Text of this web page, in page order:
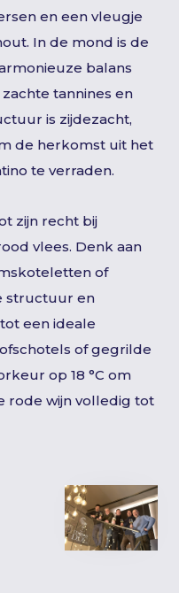
en een vleugje
In de mond is de
balans
tannines en
is zijdezacht,
de herkomst uit het
te verraden.
zijn recht bij
vlees. Denk aan
of
structuur en
een ideale
of gegrilde
op 18 °C om
rode wijn volledig tot